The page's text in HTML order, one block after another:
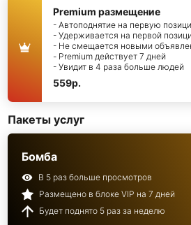
Premium размещение
- Автоподнятие на первую
- Удерживается на первой
- Не смещается новыми
- Premium действует 7 дней
- Увидит в 4 раза больше людей
559р.
Пакеты услуг
Бомба
В 5 раз больше просмотров
Размещено в блоке VIP на 7 дней
Будет поднято 5 раз за неделю